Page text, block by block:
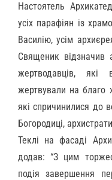
Настоятель
усіх парафіян із
Василію, усім
Священик відзначив
жертводавців,
жертвували на благо
які спричинилися до
Богородиці,
Теклі на фасаді
додав: “З цим
подія завершення